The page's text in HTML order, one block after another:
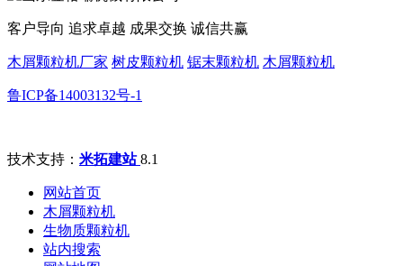
客户导向 追求卓越 成果交换 诚信共赢
木屑颗粒机厂家 树皮颗粒机 锯末颗粒机 木屑颗粒机
鲁ICP备14003132号-1
技术支持： 米拓建站8.1
网站首页
木屑颗粒机
生物质颗粒机
站内搜索